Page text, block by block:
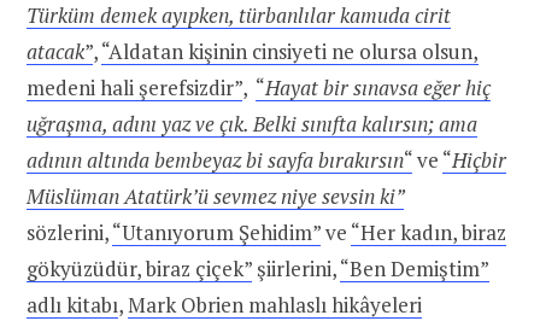
Türküm demek ayıpken, türbanlılar kamuda cirit
atacak”,“Aldatan kişinin cinsiyeti ne olursa olsun,
medeni hali şerefsizdir”, “Hayat bir sınavsa eğer hiç
uğraşma, adını yaz ve çık. Belki sınıfta kalırsın; ama
adının altında bembeyaz bi sayfa bırakırsın“ve “Hiçbir
Müslüman Atatürk’ü sevmez niye sevsin ki”
sözlerini,“Utanıyorum Şehidim”ve “Her kadın, biraz
gökyüzüdür, biraz çiçek”şiirlerini,“Ben Demiştim”
adlı kitabı,Mark Obrien mahlaslı hikâyeleri